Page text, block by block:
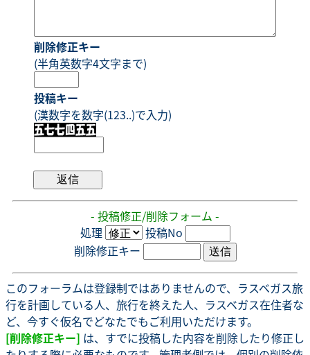
削除修正キー
(半角英数字4文字まで)
投稿キー
(漢数字を数字(123..)で入力)
- 投稿修正/削除フォーム -
処理
投稿No
削除修正キー
このフォーラムは登録制ではありませんので、ラスベガス旅
行を計画している人、旅行を終えた人、ラスベガス在住者な
ど、今すぐ仮名でどなたでもご利用いただけます。
[削除修正キー] は、すでに投稿した内容を削除したり修正し